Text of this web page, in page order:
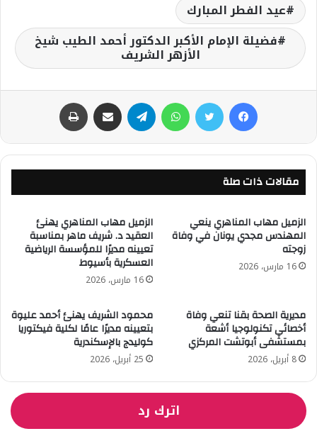
عيد الفطر المبارك
فضيلة الإمام الأكبر الدكتور أحمد الطيب شيخ
الأزهر الشريف
مقالات ذات صلة
الزميل مهاب المناهري ينعي
المهندس مجدي يونان في وفاة
زوجته
16 مارس، 2026
الزميل مهاب المناهري يهنئ
العقيد د. شريف ماهر بمناسبة
تعيينه مديرًا للمؤسسة الرياضية
العسكرية بأسيوط
16 مارس، 2026
مديرية الصحة بقنا تنعي وفاة
أخصائي تكنولوجيا أشعة
بمستشفى أبوتشت المركزي
8 أبريل، 2026
محمود الشريف يهنئ أحمد عليوة
بتعيينه مديرًا عامًا لكلية فيكتوريا
كوليدج بالإسكندرية
25 أبريل، 2026
اترك رد